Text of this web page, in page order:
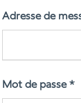
Adresse de
Mot de passe*